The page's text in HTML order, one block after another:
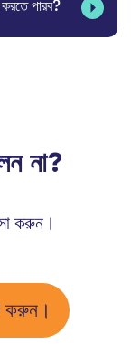
পারব?
না?
করুন।
করুন।